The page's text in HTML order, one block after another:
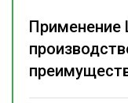
Применение